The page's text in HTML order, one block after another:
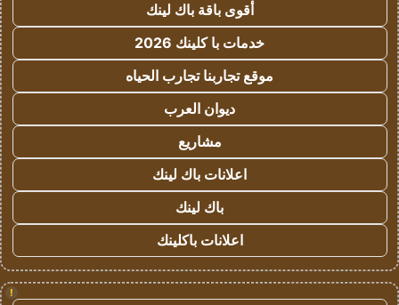
أقوى باقة باك لينك
خدمات با كلينك 2026
موقع تجاربنا تجارب الحياه
ديوان العرب
مشاريع
اعلانات باك لينك
باك لينك
اعلانات باكلينك
!